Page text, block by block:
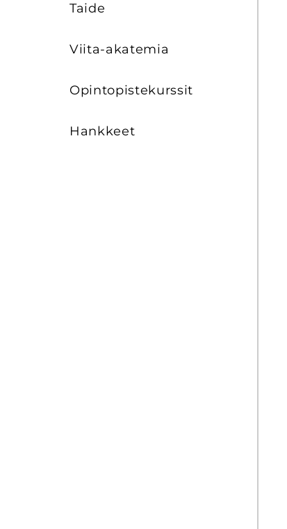
Taide
Viita-​akatemia
Opin­to­pis­te­kurs­sit
Hank­keet